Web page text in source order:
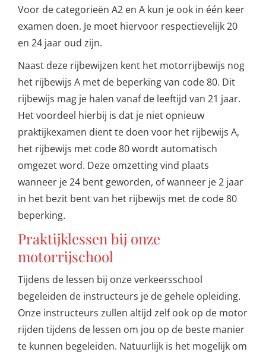
Voor de categorieën A2 en A kun je ook in één keer
examen doen. Je moet hiervoor respectievelijk 20
en 24 jaar oud zijn.
Naast deze rijbewijzen kent het motorrijbewijs nog
het rijbewijs A met de beperking van code 80. Dit
rijbewijs mag je halen vanaf de leeftijd van 21 jaar.
Het voordeel hierbij is dat je niet opnieuw
praktijkexamen dient te doen voor het rijbewijs A,
het rijbewijs met code 80 wordt automatisch
omgezet word. Deze omzetting vind plaats
wanneer je 24 bent geworden, of wanneer je 2 jaar
in het bezit bent van het rijbewijs met de code 80
beperking.
Praktijklessen bij onze
motorrijschool
Tijdens de lessen bij onze verkeersschool
begeleiden de instructeurs je de gehele opleiding.
Onze instructeurs zullen altijd zelf ook op de motor
rijden tijdens de lessen om jou op de beste manier
te kunnen begeleiden. Natuurlijk is het mogelijk om